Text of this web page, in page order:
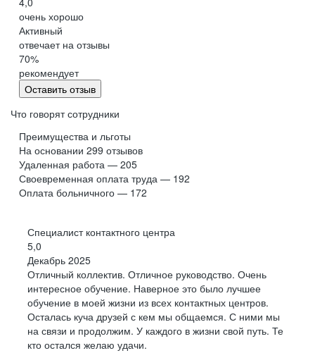
очень хорошо
Активный
отвечает на отзывы
70%
рекомендует
Оставить отзыв
Что говорят сотрудники
Преимущества и льготы
На основании 299 отзывов
Удаленная работа — 205
Своевременная оплата труда — 192
Оплата больничного — 172
Специалист контактного центра
5,0
Декабрь 2025
Отличный коллектив. Отличное руководство. Очень
интересное обучение. Наверное это было лучшее
обучение в моей жизни из всех контактных центров.
Осталась куча друзей с кем мы общаемся. С ними мы
на связи и продолжим. У каждого в жизни свой путь. Те
кто остался желаю удачи.